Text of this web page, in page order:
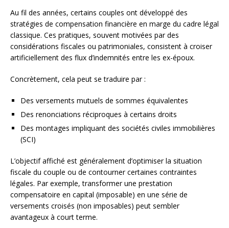
Au fil des années, certains couples ont développé des
stratégies de compensation financière en marge du cadre légal
classique. Ces pratiques, souvent motivées par des
considérations fiscales ou patrimoniales, consistent à croiser
artificiellement des flux d’indemnités entre les ex-époux.
Concrètement, cela peut se traduire par :
Des versements mutuels de sommes équivalentes
Des renonciations réciproques à certains droits
Des montages impliquant des sociétés civiles immobilières
(SCI)
L’objectif affiché est généralement d’optimiser la situation
fiscale du couple ou de contourner certaines contraintes
légales. Par exemple, transformer une prestation
compensatoire en capital (imposable) en une série de
versements croisés (non imposables) peut sembler
avantageux à court terme.